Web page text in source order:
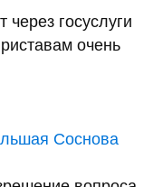
госуслуги
очень
Соснова